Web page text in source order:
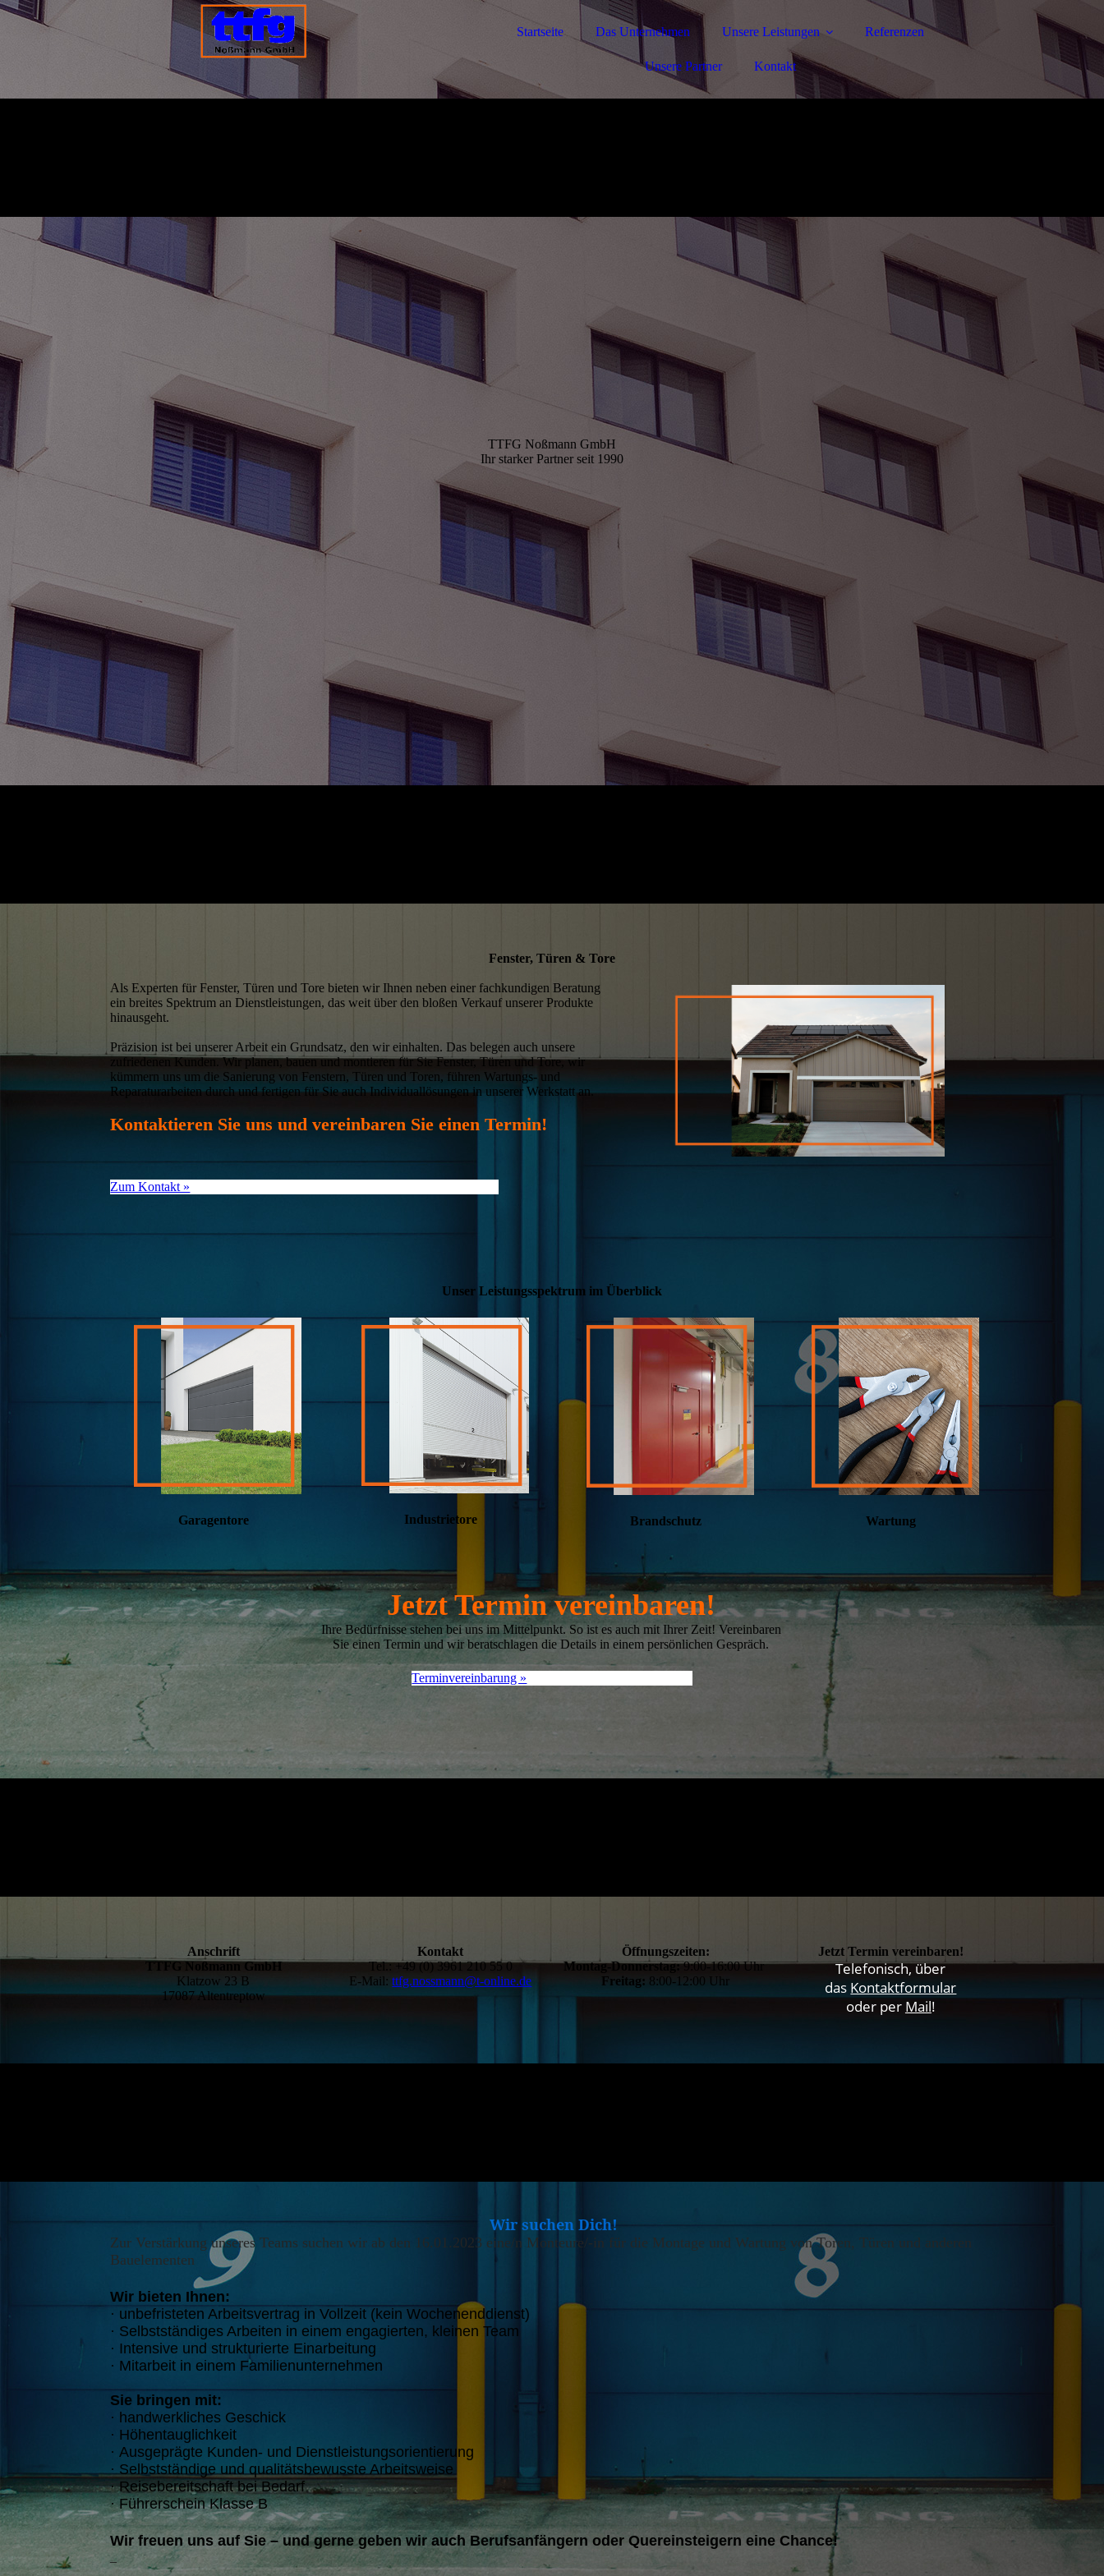
Startseite Das Unternehmen Unsere Leistungen Referenzen
Unsere Partner Kontakt
TTFG Noßmann GmbH
Ihr starker Partner seit 1990
Fenster, Türen & Tore
Als Experten für Fenster, Türen und Tore bieten wir Ihnen neben einer fachkundigen Beratung
ein breites Spektrum an Dienstleistungen, das weit über den bloßen Verkauf unserer Produkte
hinausgeht.
Präzision ist bei unserer Arbeit ein Grundsatz, den wir einhalten. Das belegen auch unsere
zufriedenen Kunden. Wir planen, bauen und montieren für Sie Fenster, Türen und Tore, wir
kümmern uns um die Sanierung von Fenstern, Türen und Toren, führen Wartungs- und
Reparaturarbeiten durch und fertigen für Sie auch Individuallösungen in unserer Werkstatt an.
Kontaktieren Sie uns und vereinbaren Sie einen Termin!
Zum Kontakt »
Unser Leistungs­spektrum im Überblick
Garagentore Industrietore Brandschutz Wartung
Jetzt Termin vereinbaren!
Ihre Bedürfnisse stehen bei uns im Mittelpunkt. So ist es auch mit Ihrer Zeit! Vereinbaren
Sie einen Termin und wir beratschlagen die Details in einem persönlichen Gespräch.
Terminvereinbarung »
Anschrift
TTFG Noßmann GmbH
Klatzow 23 B
17087 Altentreptow
Kontakt
Tel.: +49 (0) 3961 210 55 0
E-Mail:ttfg.nossmann@t-online.de
Öffnungszeiten:
Montag-Donnerstag:9:00-16:00 Uhr
Freitag: 8:00-12:00 Uhr
Jetzt Termin vereinbaren!
Telefonisch, über
das Kontaktformular
oder per Mail!
Wir suchen Dich!
Zur Verstärkung unseres Teams suchen wir ab den 16.01.2023 eine/n Monteure/-in für die Montage und Wartung von Toren, Türen und anderen
Bauelementen
Wir bieten Ihnen:
· unbefristeten Arbeitsvertrag in Vollzeit (kein Wochenenddienst)
· Selbstständiges Arbeiten in einem engagierten, kleinen Team
· Intensive und strukturierte Einarbeitung
· Mitarbeit in einem Familienunternehmen
Sie bringen mit:
· handwerkliches Geschick
· Höhentauglichkeit
·Ausgeprägte Kunden- und Dienstleistungsorientierung
·Selbstständige und qualitätsbewusste Arbeitsweise
·Reisebereitschaft bei Bedarf
·Führerschein Klasse B
Wir freuen uns auf Sie – und gerne geben wir auch Berufsanfängern oder Quereinsteigern eine Chance!
_